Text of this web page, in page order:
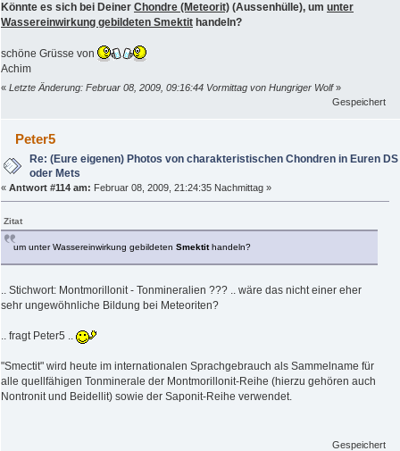
Könnte es sich bei Deiner Chondre (Meteorit) (Aussenhülle), um unter
Wassereinwirkung gebildeten Smektit handeln?
schöne Grüsse von
Achim
« Letzte Änderung: Februar 08, 2009, 09:16:44 Vormittag von Hungriger Wolf»
Gespeichert
Peter5
Re: (Eure eigenen) Photos von charakteristischen Chondren in Euren DS
oder Mets
« Antwort #114 am: Februar 08, 2009, 21:24:35 Nachmittag »
Zitat
um unter Wassereinwirkung gebildeten Smektithandeln?
.. Stichwort: Montmorillonit - Tonmineralien ??? .. wäre das nicht einer eher
sehr ungewöhnliche Bildung bei Meteoriten?
.. fragt Peter5 ..
"Smectit" wird heute im internationalen Sprachgebrauch als Sammelname für
alle quellfähigen Tonminerale der Montmorillonit-Reihe (hierzu gehören auch
Nontronit und Beidellit) sowie der Saponit-Reihe verwendet.
Gespeichert